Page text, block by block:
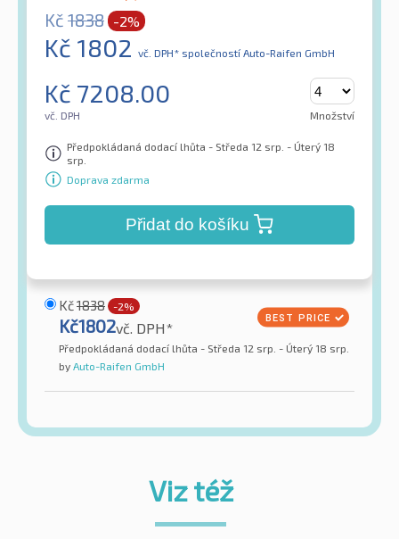
Kč 1838 -2%
Kč 1802 vč. DPH* společností Auto-Raifen GmbH
Kč 7208.00
vč. DPH Množství
Předpokládaná dodací lhůta - Středa 12 srp. - Úterý 18
srp.
Doprava zdarma
Přidat do košíku
Kč1838 -2%
Kč1802vč. DPH*
Předpokládaná dodací lhůta - Středa 12 srp. - Úterý 18 srp.
by Auto-Raifen GmbH
Viz též